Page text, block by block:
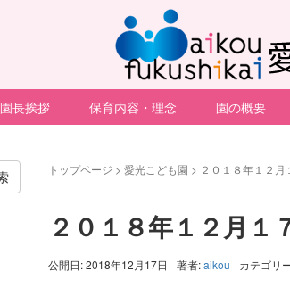
園長挨拶 保育内容・理念 園の概要
トップページ > 愛光こども園 > ２０１８年１２月
２０１８年１２月１
公開日: 2018年12月17日 著者:aikou カテゴリ